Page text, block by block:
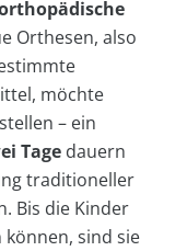
Orthesen, also
möchte
– ein
Tage dauern
traditioneller
Bis die Kinder
sind sie